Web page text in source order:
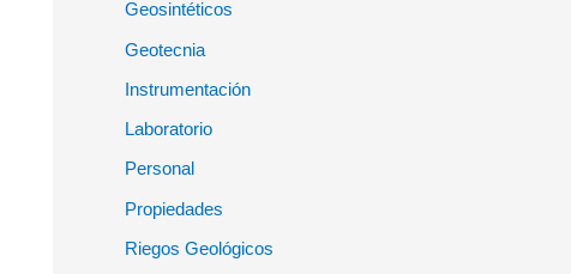
Geosintéticos
Geotecnia
Instrumentación
Laboratorio
Personal
Propiedades
Riegos Geológicos